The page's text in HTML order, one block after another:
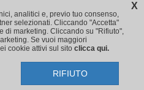
X
analitici e, previo tuo consenso,
selezionati. Cliccando "Accetta"
di marketing. Cliccando su "Rifiuto",
Se vuoi maggiori
cookie attivi sul sito clicca qui.
RIFIUTO